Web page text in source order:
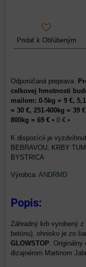
Pridať k Obľúbeným
celkovej hmotnosti
mailom: 0-5kg = 9 €,
= 30 €, 251-400kg = 39
800kg = 69 € • 0 € •
BEBRAVOU, KRBY
BYSTRICA
Výrobca: ANDRMD
Popis:
Záhradný krb vyrobený
betónu), ohnisko je zo
GLOWSTOP .
dizajnérom Martinom